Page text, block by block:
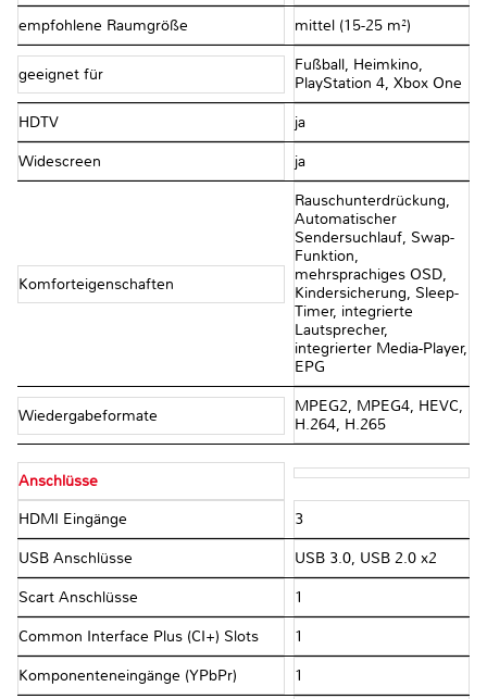
empfohlene Raumgröße mittel (15-25 m²)
geeignet für
Fußball, Heimkino,
PlayStation 4, Xbox One
HDTV ja
Widescreen ja
Komforteigenschaften
Rauschunterdrückung,
Automatischer
Sendersuchlauf, Swap-
Funktion,
mehrsprachiges OSD,
Kindersicherung, Sleep-
Timer, integrierte
Lautsprecher,
integrierter Media-Player,
EPG
Wiedergabeformate
MPEG2, MPEG4, HEVC,
H.264, H.265
Anschlüsse
HDMI Eingänge 3
USB Anschlüsse USB 3.0, USB 2.0 x2
Scart Anschlüsse 1
Common Interface Plus (CI+) Slots 1
Komponenteneingänge (YPbPr) 1